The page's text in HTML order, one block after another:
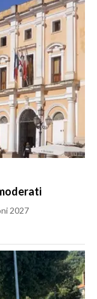
2027